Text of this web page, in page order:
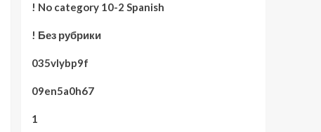
! No category 10-2 Spanish
! Без рубрики
035vlybp9f
09en5a0h67
1